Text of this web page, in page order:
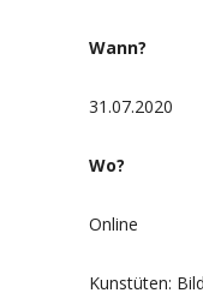
Wann?
31.07.2020
Wo?
Online
Kunstüten: